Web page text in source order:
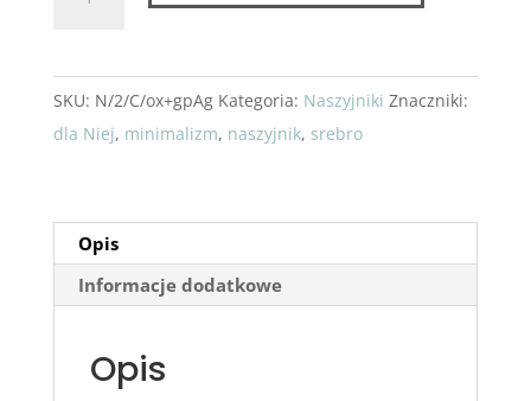
srebra:
linki
SKU: N/2/C/ox+gpAg Kategoria: Naszyjniki Znaczniki:
dla Niej, minimalizm, naszyjnik, srebro
Opis
Informacje dodatkowe
Opis